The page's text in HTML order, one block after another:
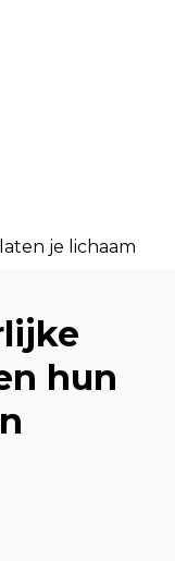
je lichaam
hun